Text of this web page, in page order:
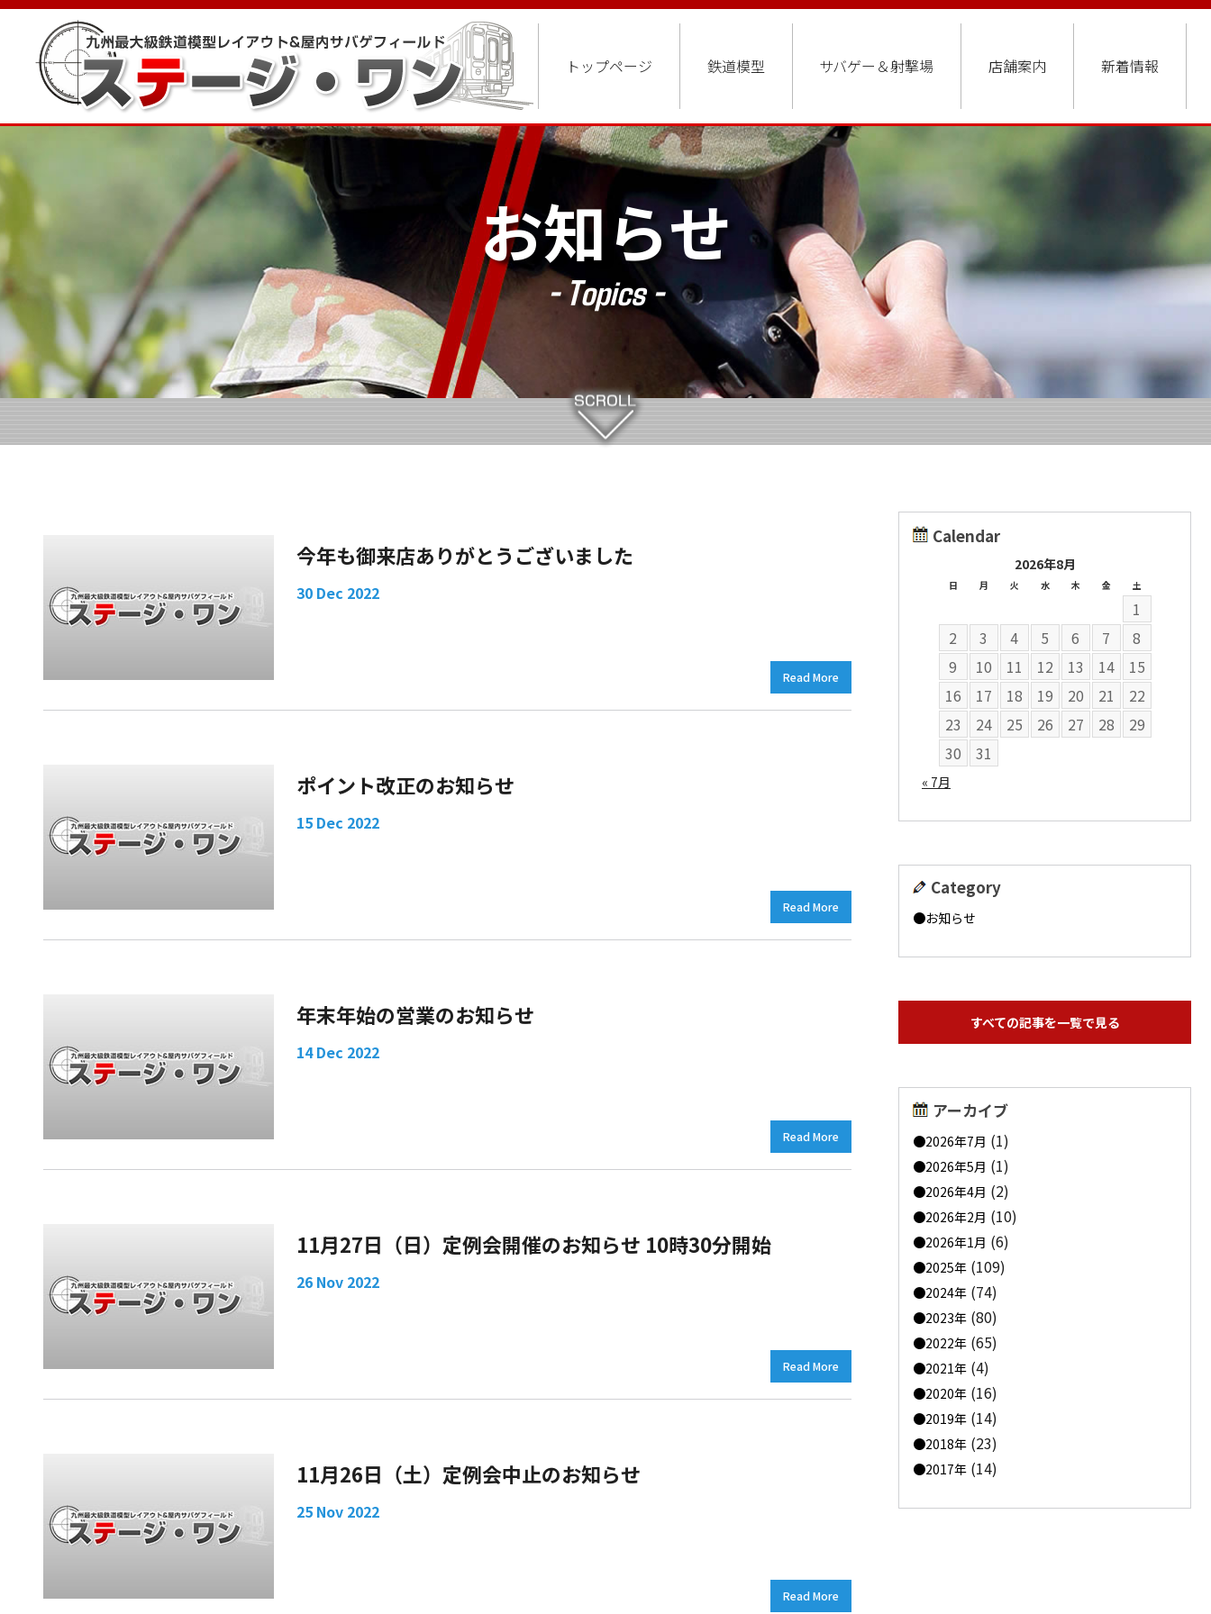
トップページ 鉄道模型 サバゲー＆射撃場 店舗案内 新着情報
お知らせ
- Topics -
今年も御来店ありがとうございました
30 Dec 2022
Read More
ポイント改正のお知らせ
15 Dec 2022
Read More
年末年始の営業のお知らせ
14 Dec 2022
Read More
11月27日（日）定例会開催のお知らせ 10時30分開始
26 Nov 2022
Read More
11月26日（土）定例会中止のお知らせ
25 Nov 2022
Read More
Calendar
2026年8月
日 月 火 水 木 金 土
1
2
3 4 5 6 7
8
9
10 11 12 13 14
15
16
17 18 19 20 21
22
23
24 25 26 27 28
29
30
31
« 7月
Category
お知らせ
すべての記事を一覧で見る
アーカイブ
2026年7月 (1)
2026年5月 (1)
2026年4月 (2)
2026年2月 (10)
2026年1月 (6)
2025年 (109)
2024年 (74)
2023年 (80)
2022年 (65)
2021年 (4)
2020年 (16)
2019年 (14)
2018年 (23)
2017年 (14)